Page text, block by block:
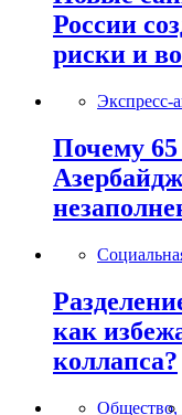
России
риски и
Экспресс-
Почему
как
коллапса?
Общество,